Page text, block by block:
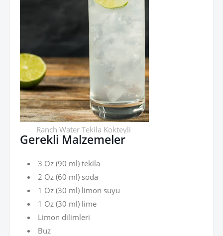
Ranch Water Tekila Kokteyli
Gerekli Malzemeler
3 Oz (90 ml) tekila
2 Oz (60 ml) soda
1 Oz (30 ml) limon suyu
1 Oz (30 ml) lime
Limon dilimleri
Buz